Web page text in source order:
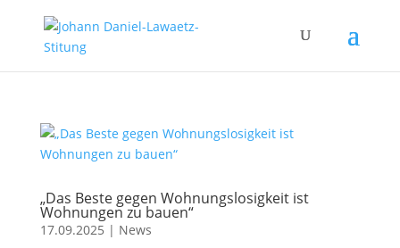
„Das Beste gegen Wohnungslosigkeit ist
Wohnungen zu bauen“
17.09.2025 | News